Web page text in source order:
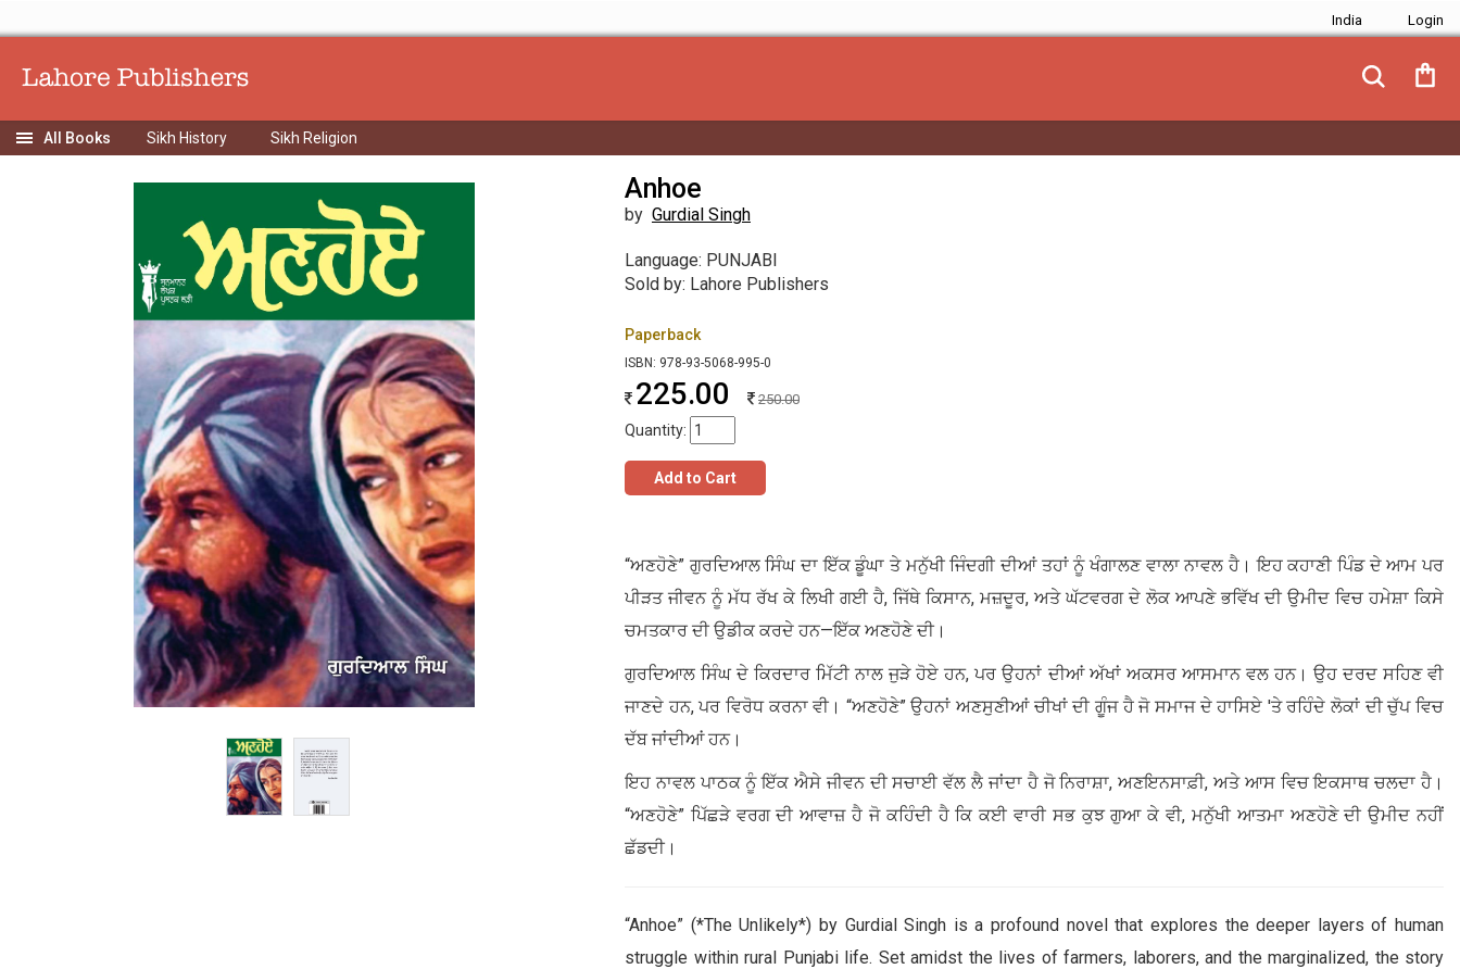
India
Sikh History Sikh Religion
Anhoe
by Gurdial Singh
Language: PUNJABI
Sold by: Lahore Publishers
Paperback
ISBN: 978-93-5068-995-0
225.00 250.00
Quantity:
Add to Cart
“ਅਣਹੋਣੇ” ਗੁਰਦਿਆਲ ਸਿੰਘ ਦਾ ਇੱਕ ਡੂੰਘਾ ਤੇ ਮਨੁੱਖੀ ਜਿੰਦਗੀ ਦੀਆਂ ਤਹਾਂ ਨੂੰ ਖੰਗਾਲਣ ਵਾਲਾ ਨਾਵਲ ਹੈ। ਇਹ ਕਹਾਣੀ ਪਿੰਡ ਦੇ ਆਮ ਪਰ
ਪੀੜਤ ਜੀਵਨ ਨੂੰ ਮੱਧ ਰੱਖ ਕੇ ਲਿਖੀ ਗਈ ਹੈ, ਜਿੱਥੇ ਕਿਸਾਨ, ਮਜ਼ਦੂਰ, ਅਤੇ ਘੱਟਵਰਗ ਦੇ ਲੋਕ ਆਪਣੇ ਭਵਿੱਖ ਦੀ ਉਮੀਦ ਵਿਚ ਹਮੇਸ਼ਾ ਕਿਸੇ
ਚਮਤਕਾਰ ਦੀ ਉਡੀਕ ਕਰਦੇ ਹਨ—ਇੱਕ ਅਣਹੋਣੇ ਦੀ।
ਗੁਰਦਿਆਲ ਸਿੰਘ ਦੇ ਕਿਰਦਾਰ ਮਿੱਟੀ ਨਾਲ ਜੁੜੇ ਹੋਏ ਹਨ, ਪਰ ਉਹਨਾਂ ਦੀਆਂ ਅੱਖਾਂ ਅਕਸਰ ਆਸਮਾਨ ਵਲ ਹਨ। ਉਹ ਦਰਦ ਸਹਿਣ ਵੀ
ਜਾਣਦੇ ਹਨ, ਪਰ ਵਿਰੋਧ ਕਰਨਾ ਵੀ। “ਅਣਹੋਣੇ” ਉਹਨਾਂ ਅਣਸੁਣੀਆਂ ਚੀਖਾਂ ਦੀ ਗੂੰਜ ਹੈ ਜੋ ਸਮਾਜ ਦੇ ਹਾਸਿਏ 'ਤੇ ਰਹਿੰਦੇ ਲੋਕਾਂ ਦੀ ਚੁੱਪ ਵਿਚ
ਦੱਬ ਜਾਂਦੀਆਂ ਹਨ।
ਇਹ ਨਾਵਲ ਪਾਠਕ ਨੂੰ ਇੱਕ ਐਸੇ ਜੀਵਨ ਦੀ ਸਚਾਈ ਵੱਲ ਲੈ ਜਾਂਦਾ ਹੈ ਜੋ ਨਿਰਾਸ਼ਾ, ਅਣਇਨਸਾਫ਼ੀ, ਅਤੇ ਆਸ ਵਿਚ ਇਕਸਾਥ ਚਲਦਾ ਹੈ।
“ਅਣਹੋਣੇ” ਪਿੱਛੜੇ ਵਰਗ ਦੀ ਆਵਾਜ਼ ਹੈ ਜੋ ਕਹਿੰਦੀ ਹੈ ਕਿ ਕਈ ਵਾਰੀ ਸਭ ਕੁਝ ਗੁਆ ਕੇ ਵੀ, ਮਨੁੱਖੀ ਆਤਮਾ ਅਣਹੋਣੇ ਦੀ ਉਮੀਦ ਨਹੀਂ
ਛੱਡਦੀ।
“Anhoe” (*The Unlikely*) by Gurdial Singh is a profound novel that explores the deeper layers of human
struggle within rural Punjabi life. Set amidst the lives of farmers, laborers, and the marginalized, the story